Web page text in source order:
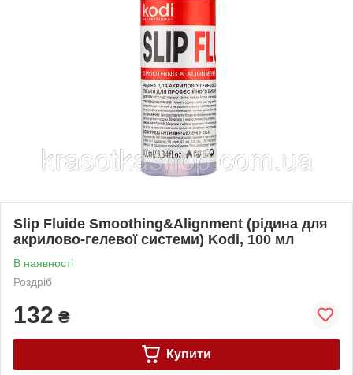
Slip Fluide Smoothing&Alignment (рідина для
акрилово-гелевої системи) Kodi, 100 мл
В наявності
Роздріб
132 ₴
Купити